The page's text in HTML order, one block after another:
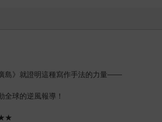
位採訪對象的餘生，並將內容增補於本書第
島》就證明這種寫作手法的力量——
球的逆風報導！